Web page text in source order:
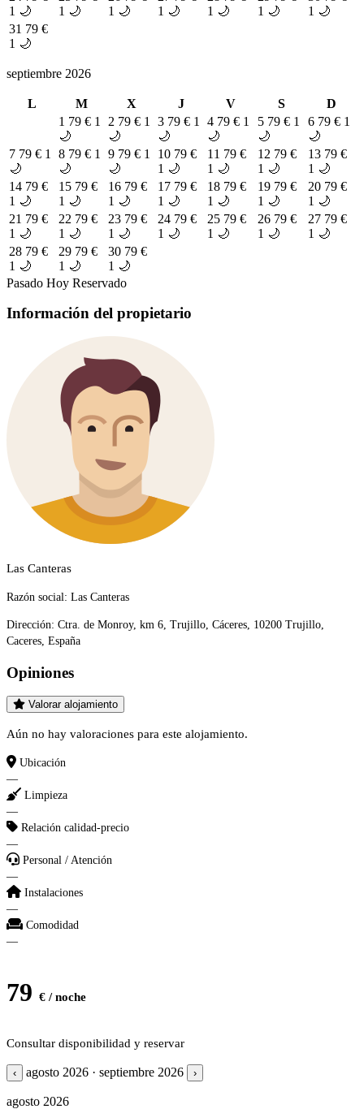
1 🌙
1 🌙
1 🌙
1 🌙
1 🌙
1 🌙
1 🌙
31 79 €
1 🌙
septiembre 2026
L M X J V S
D
1 79 € 1
🌙
2 79 € 1
🌙
3 79 € 1
🌙
4 79 € 1
🌙
5 79 € 1
🌙
6 79 € 1
🌙
7 79 € 1
🌙
8 79 € 1
🌙
9 79 € 1
🌙
10 79 €
1 🌙
11 79 €
1 🌙
12 79 €
1 🌙
13 79 €
1 🌙
14 79 €
1 🌙
15 79 €
1 🌙
16 79 €
1 🌙
17 79 €
1 🌙
18 79 €
1 🌙
19 79 €
1 🌙
20 79 €
1 🌙
21 79 €
1 🌙
22 79 €
1 🌙
23 79 €
1 🌙
24 79 €
1 🌙
25 79 €
1 🌙
26 79 €
1 🌙
27 79 €
1 🌙
28 79 €
1 🌙
29 79 €
1 🌙
30 79 €
1 🌙
Pasado Hoy Reservado
Información del propietario
Las Canteras
Razón social: Las Canteras
Dirección: Ctra. de Monroy, km 6, Trujillo, Cáceres, 10200 Trujillo,
Caceres, España
Opiniones
Valorar alojamiento
Aún no hay valoraciones para este alojamiento.
Ubicación
—
Limpieza
—
Relación calidad-precio
—
Personal / Atención
—
Instalaciones
—
Comodidad
—
79 € / noche
Consultar disponibilidad y reservar
‹ agosto 2026 · septiembre 2026 ›
agosto 2026